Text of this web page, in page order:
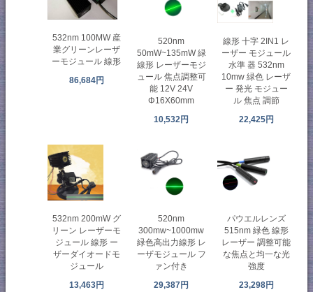
532nm 100MW 産
業グリーンレーザ
ーモジュール 線形
86,684円
520nm
50mW~135mW 緑
線形 レーザーモジ
ュール 焦点調整可
能 12V 24V
Φ16X60mm
10,532円
線形 十字 2IN1 レ
ーザー モジュール
水準 器 532nm
10mw 緑色 レーザ
ー 発光 モジュー
ル 焦点 調節
22,425円
532nm 200mW グ
リーン レーザーモ
ジュール 線形 ー
ザーダイオードモ
ジュール
13,463円
520nm
300mw~1000mw
緑色高出力線形 レ
ーザモジュール フ
ァン付き
29,387円
パウエルレンズ
515nm 緑色 線形
レーザー 調整可能
な焦点と均一な光
強度
23,298円